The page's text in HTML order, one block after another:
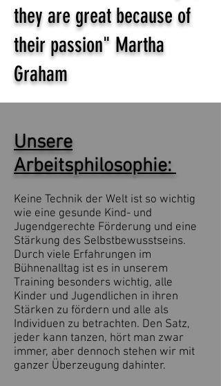
they are great because of
their passion" Martha
Graham
Unsere
Arbeitsphilosophie:
Keine Technik der Welt ist so wichtig
wie eine gesunde Kind- und
Jugendgerechte Förderung und eine
Stärkung des Selbstbewusstseins.
Durch viele Erfahrungen im
Bühnenalltag ist es in unserem
Training besonders wichtig, alle
Kinder und Jugendlichen in ihren
Stärken zu fördern und alle als
Individuen zu betrachten. Den Satz,
jeder kann tanzen, hört man zwar
immer, aber dennoch stehen wir mit
ganzer Überzeugung dahinter.